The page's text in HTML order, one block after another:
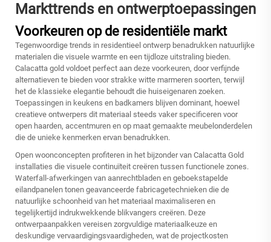
Markttrends en ontwerptoepassingen
Voorkeuren op de residentiële markt
Tegenwoordige trends in residentieel ontwerp benadrukken natuurlijke
materialen die visuele warmte en een tijdloze uitstraling bieden.
Calacatta gold voldoet perfect aan deze voorkeuren, door verfijnde
alternatieven te bieden voor strakke witte marmeren soorten, terwijl
het de klassieke elegantie behoudt die huiseigenaren zoeken.
Toepassingen in keukens en badkamers blijven dominant, hoewel
creatieve ontwerpers dit materiaal steeds vaker specificeren voor
open haarden, accentmuren en op maat gemaakte meubelonderdelen
die de unieke kenmerken ervan benadrukken.
Open woonconcepten profiteren in het bijzonder van Calacatta Gold
installaties die visuele continuïteit creëren tussen functionele zones.
Waterfall-afwerkingen van aanrechtbladen en geboekstapelde
eilandpanelen tonen geavanceerde fabricagetechnieken die de
natuurlijke schoonheid van het materiaal maximaliseren en
tegelijkertijd indrukwekkende blikvangers creëren. Deze
ontwerpaanpakken vereisen zorgvuldige materiaalkeuze en
deskundige vervaardigingsvaardigheden, wat de projectkosten